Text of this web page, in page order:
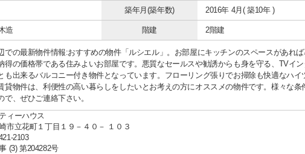
築年月(築年数) 2016年 4月( 築10年 )
造 階建 2階建
での最新物件情報:おすすめの物件「ルシエル」。お部屋にキッチンのスペースがあれ
得の価格帯である住みよいお部屋です。悪質なセールスや勧誘からも身を守る、TVイ
も出来るバルコニー付き物件となっています。フローリング張りでお掃除も快適なハ
貸物件は、利便性の高い暮らしをしたいとお考えの方にオススメの物件です。様々な
で、ぜひご連絡下さい。
ィーハウス
市立花町１丁目１９－４０－ １０３
2103
(3) 第204282号